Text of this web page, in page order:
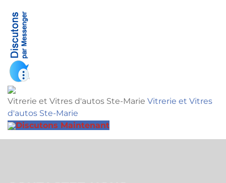
Vitrerie et Vitres d'autos Ste-Marie Vitrerie et Vitres
d'autos Ste-Marie
Discutons Maintenant